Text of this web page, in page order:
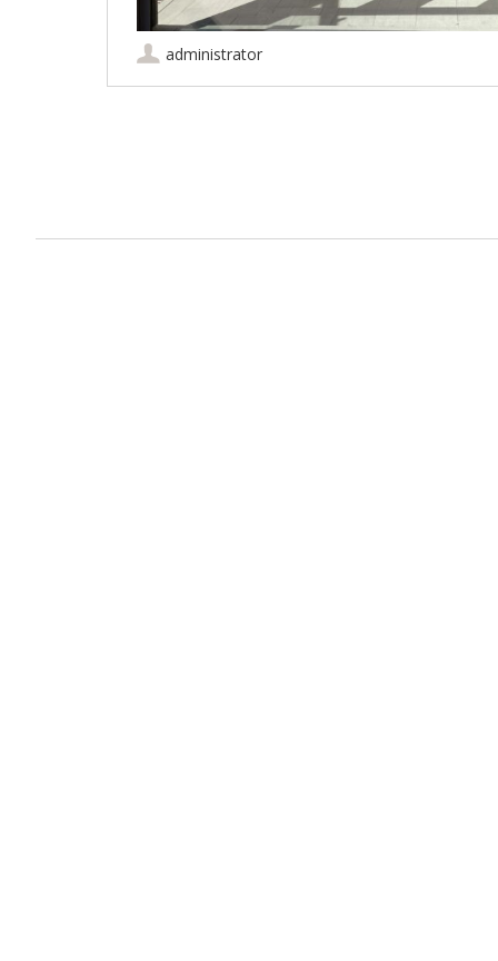
administrator